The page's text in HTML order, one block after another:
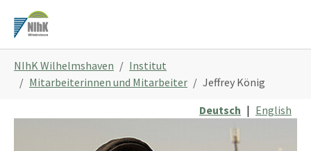
Hauptinhalt
springen
sind
hier:
NIhK Wilhelmshaven
Institut
Mitarbeiterinnen und Mitarbeiter
Jeffrey König
Deutsch | English